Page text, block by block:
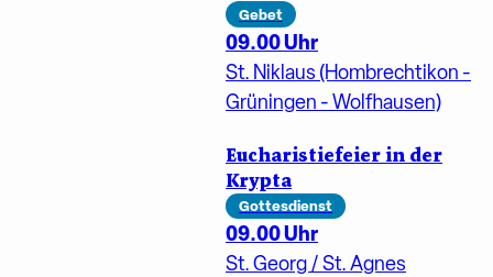
Gebet
09.00 Uhr
St. Niklaus (Hombrechtikon -
Grüningen - Wolfhausen)
Eucharistiefeier in der
Krypta
Gottesdienst
09.00 Uhr
St. Georg / St. Agnes